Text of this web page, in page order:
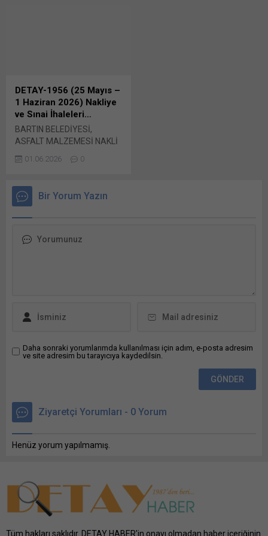
üzerinden paylaşmak için
tıklayın (Yeni pencerede
açılır) LinkedIn WhatsApp'ta
pencerede açılır) WhatsApp
Facebook'ta paylaşmak için
tıklayın (Yeni...
DETAY-1956 (25 Mayıs –
1 Haziran 2026) Nakliye
ve Sınai İhaleleri…
BARTIN BELEDİYESİ,
ASFALT MALZEMESİ NAKLİ
Belediye Başkanlığı Fen
duyuruya göre,
2026/926059 İKN numaralı
Bunu paylaş: X'te
pencerede açılır) WhatsApp
tıklayın (Yeni...
01.06.2026 0
Bir Yorum Yazın
Daha sonraki yorumlarımda kullanılması için adım, e-posta adresim
ve site adresim bu tarayıcıya kaydedilsin.
Ziyaretçi Yorumları - 0 Yorum
Henüz yorum yapılmamış.
Tüm hakları saklıdır. DETAY HABER'in onayı olmadan haber içeriğinin